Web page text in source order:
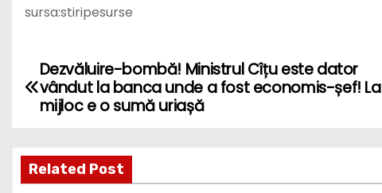
sursa:stiripesurse
P
t
Dezvăluire-bombă! Ministrul Cîțu este dator
vândut la banca unde a fost economis-șef! La
mijloc e o sumă uriașă
Related Post